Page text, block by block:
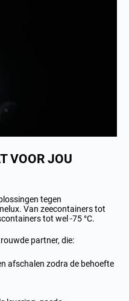
VOOR JOU
tegen
Van zeecontainers tot
tot wel -75 °C.
partner, die:
afschalen zodra de behoefte